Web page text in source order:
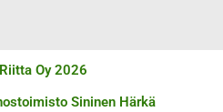
Oy 2026
Sininen Härkä